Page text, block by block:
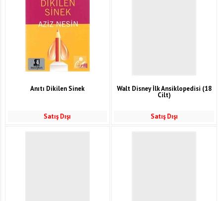
Anıtı Dikilen Sinek
Satış Dışı
Walt Disney İlk Ansiklopedisi (18
Cilt)
Satış Dışı